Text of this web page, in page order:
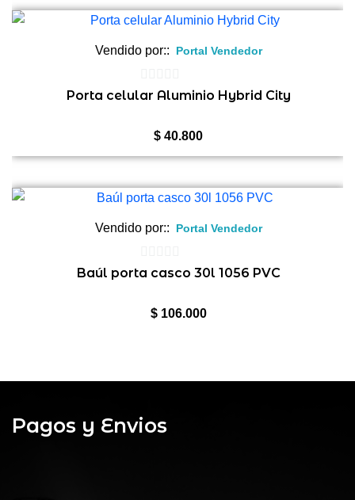
Vendido por:: Portal Vendedor
0
Porta celular Aluminio Hybrid City
$ 40.800
Vendido por:: Portal Vendedor
0
Baúl porta casco 30l 1056 PVC
$106.000
Pagos y Envios